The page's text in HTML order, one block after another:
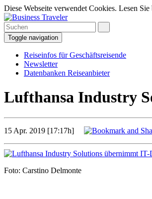
Diese Webseite verwendet Cookies. Lesen
Toggle navigation
Reiseinfos für Geschäftsreisende
Newsletter
Datenbanken Reiseanbieter
Lufthansa Industry
15 Apr. 2019 [17:17h]
Foto: Carstino Delmonte